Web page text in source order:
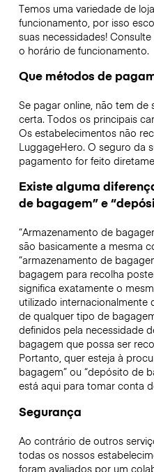
Temos uma variedade de
funcionamento, por isso
suas necessidades!
o horário de funcionamento.
Que métodos de
Se pagar online, não tem
certa. Todos os principais
Os estabelecimentos não
LuggageHero. O seguro da
pagamento for feito
Existe alguma
de bagagem” e
“Armazenamento de
são basicamente a mesma
“armazenamento de
bagagem para recolha
significa exatamente o
utilizado internacionalmente
de qualquer tipo de
definidos pela necessidade
bagagem que possa ser
Portanto, quer esteja à
bagagem” ou “depósito de
está aqui para tomar conta
Segurança
Ao contrário de outros
todas os nossos
foram avaliados por um